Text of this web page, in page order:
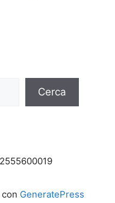
Cerca
con GeneratePress